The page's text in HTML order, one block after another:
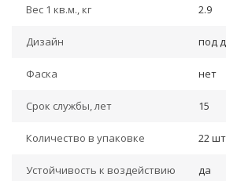
Вес 1 кв.м., кг 2.9
Дизайн под
Фаска нет
Срок службы, лет 15
Количество в упаковке 22
Устойчивость к воздействию
да